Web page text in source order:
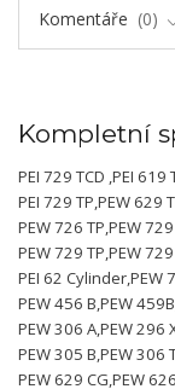
Komentáře
0
Kompletní
PEI 729 TCD ,PEI 619
PEI 729 TP,PEW 629
PEW 726 TP,PEW
PEW 729 TP,PEW
PEI 62 Cylinder,PEW
PEW 456 B,PEW
PEW 306 A,PEW 296
PEW 305 B,PEW 306
PEW 629 CG,PEW